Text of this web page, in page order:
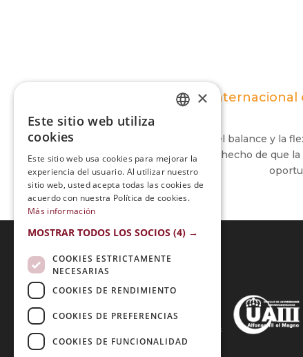
Maestría
Me gusta la metodología, el balance y la
son de mucha ayuda y el hecho de que
Acreditaciones:
Métodos de Pago:
×
Este sitio web utiliza
cookies
Este sitio web usa cookies para mejorar la
experiencia del usuario. Al utilizar nuestro
sitio web, usted acepta todas las cookies de
acuerdo con nuestra Política de cookies.
Más información
MOSTRAR TODOS LOS SOCIOS (4) →
COOKIES ESTRICTAMENTE
NECESARIAS
COOKIES DE RENDIMIENTO
COOKIES DE PREFERENCIAS
COOKIES DE FUNCIONALIDAD